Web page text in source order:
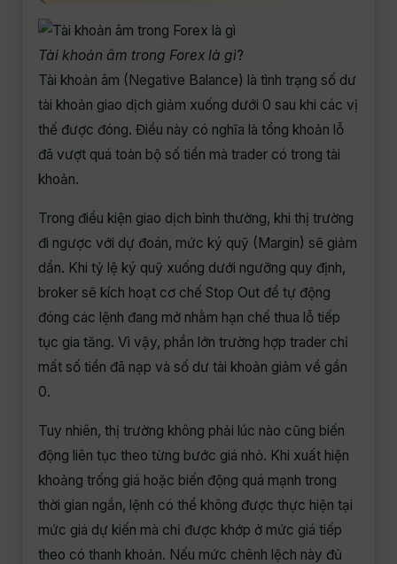
Tài khoản âm trong Forex là gì?
Tài khoản âm (Negative Balance) là tình trạng số dư
tài khoản giao dịch giảm xuống dưới 0 sau khi các vị
thế được đóng. Điều này có nghĩa là tổng khoản lỗ
đã vượt quá toàn bộ số tiền mà trader có trong tài
khoản.
Trong điều kiện giao dịch bình thường, khi thị trường
đi ngược với dự đoán, mức ký quỹ (Margin) sẽ giảm
dần. Khi tỷ lệ ký quỹ xuống dưới ngưỡng quy định,
broker sẽ kích hoạt cơ chế Stop Out để tự động
đóng các lệnh đang mở nhằm hạn chế thua lỗ tiếp
tục gia tăng. Vì vậy, phần lớn trường hợp trader chỉ
mất số tiền đã nạp và số dư tài khoản giảm về gần
0.
Tuy nhiên, thị trường không phải lúc nào cũng biến
động liên tục theo từng bước giá nhỏ. Khi xuất hiện
khoảng trống giá hoặc biến động quá mạnh trong
thời gian ngắn, lệnh có thể không được thực hiện tại
mức giá dự kiến mà chỉ được khớp ở mức giá tiếp
theo có thanh khoản. Nếu mức chênh lệch này đủ